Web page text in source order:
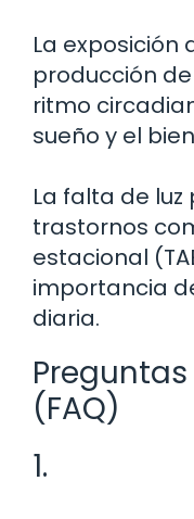
La exposición
producción
ritmo
sueño y el
La falta de
trastornos
estacional
importancia
diaria.
(FAQ)
1.